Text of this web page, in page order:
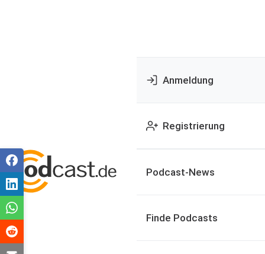
Anmeldung
Registrierung
Podcast-News
Finde Podcasts